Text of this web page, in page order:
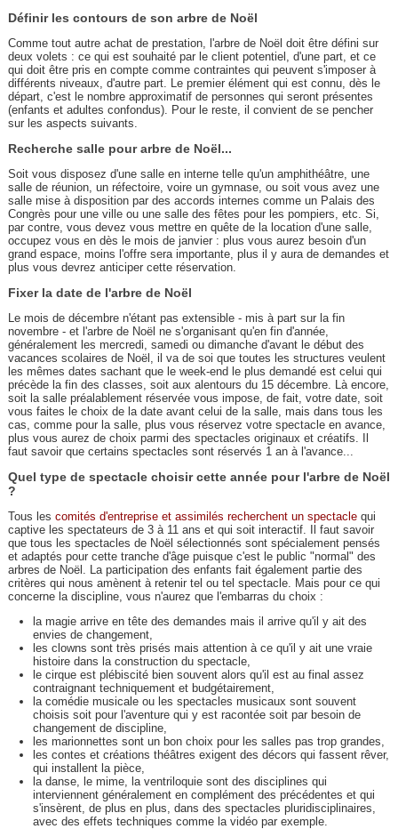
Définir les contours de son arbre de Noël
Comme tout autre achat de prestation, l'arbre de Noël doit être défini sur
deux volets : ce qui est souhaité par le client potentiel, d'une part, et ce
qui doit être pris en compte comme contraintes qui peuvent s'imposer à
différents niveaux, d'autre part. Le premier élément qui est connu, dès le
départ, c'est le nombre approximatif de personnes qui seront présentes
(enfants et adultes confondus). Pour le reste, il convient de se pencher
sur les aspects suivants.
Recherche salle pour arbre de Noël...
Soit vous disposez d'une salle en interne telle qu'un amphithéâtre, une
salle de réunion, un réfectoire, voire un gymnase, ou soit vous avez une
salle mise à disposition par des accords internes comme un Palais des
Congrès pour une ville ou une salle des fêtes pour les pompiers, etc. Si,
par contre, vous devez vous mettre en quête de la location d'une salle,
occupez vous en dès le mois de janvier : plus vous aurez besoin d'un
grand espace, moins l'offre sera importante, plus il y aura de demandes et
plus vous devrez anticiper cette réservation.
Fixer la date de l'arbre de Noël
Le mois de décembre n'étant pas extensible - mis à part sur la fin
novembre - et l'arbre de Noël ne s'organisant qu'en fin d'année,
généralement les mercredi, samedi ou dimanche d'avant le début des
vacances scolaires de Noël, il va de soi que toutes les structures veulent
les mêmes dates sachant que le week-end le plus demandé est celui qui
précède la fin des classes, soit aux alentours du 15 décembre. Là encore,
soit la salle préalablement réservée vous impose, de fait, votre date, soit
vous faites le choix de la date avant celui de la salle, mais dans tous les
cas, comme pour la salle, plus vous réservez votre spectacle en avance,
plus vous aurez de choix parmi des spectacles originaux et créatifs. Il
faut savoir que certains spectacles sont réservés 1 an à l'avance...
Quel type de spectacle choisir cette année pour l'arbre de Noël
?
Tous les comités d'entreprise et assimilés recherchent un spectaclequi
captive les spectateurs de 3 à 11 ans et qui soit interactif. Il faut savoir
que tous les spectacles de Noël sélectionnés sont spécialement pensés
et adaptés pour cette tranche d'âge puisque c'est le public "normal" des
arbres de Noël. La participation des enfants fait également partie des
critères qui nous amènent à retenir tel ou tel spectacle. Mais pour ce qui
concerne la discipline, vous n'aurez que l'embarras du choix :
la magie arrive en tête des demandes mais il arrive qu'il y ait des
envies de changement,
les clowns sont très prisés mais attention à ce qu'il y ait une vraie
histoire dans la construction du spectacle,
le cirque est plébiscité bien souvent alors qu'il est au final assez
contraignant techniquement et budgétairement,
la comédie musicale ou les spectacles musicaux sont souvent
choisis soit pour l'aventure qui y est racontée soit par besoin de
changement de discipline,
les marionnettes sont un bon choix pour les salles pas trop grandes,
les contes et créations théâtres exigent des décors qui fassent rêver,
qui installent la pièce,
la danse, le mime, la ventriloquie sont des disciplines qui
interviennent généralement en complément des précédentes et qui
s'insèrent, de plus en plus, dans des spectacles pluridisciplinaires,
avec des effets techniques comme la vidéo par exemple.